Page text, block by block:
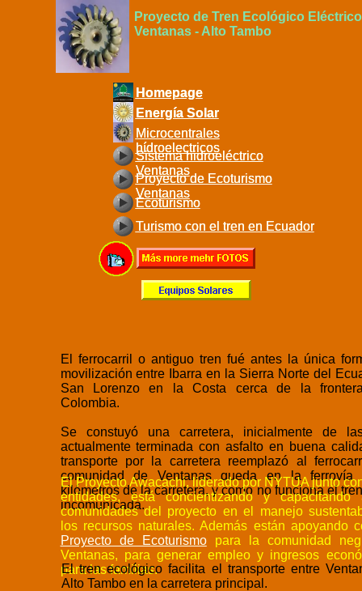
Proyecto de Tren Ecológico
Ventanas - Alto Tambo
El ferrocarril o antiguo tren fué antes la única
movilización entre Ibarra en la Sierra Norte del
San Lorenzo en la Costa cerca de la
Colombia.
Se constuyó una carretera, inicialmente de
actualmente terminada con asfalto en buena
transporte por la carretera reemplazó al
comunidad de Ventanas queda en la
kilómetros de la carretera, y como no funciona el
incomunicada.
El Proyecto Awacachi, liderado por NYTUA junto
entidades, está concientizando y
comunidades del proyecto en el manejo
los recursos naturales. Además están apoyando
Proyecto de Ecoturismopara la comunidad
Ventanas, para generar empleo y ingresos
para las familias.
El tren ecológico facilita el transporte entre
Alto Tambo en la carretera principal.
Ecoturismo
Sistema hidroeléctrico
Ventanas
Proyecto de Ecoturismo
Ventanas
Homepage
Energía Solar
Microcentrales
hídroelectricos
Turismo con el tren en Ecuador
Ecoturismo
Sistema hidroeléctrico
Ventanas
Proyecto de Ecoturismo
Ventanas
Homepage
Energía Solar
Microcentrales
hídroelectricos
Turismo con el tren en Ecuador